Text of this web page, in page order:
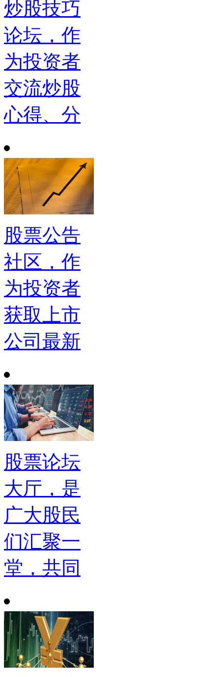
炒股技巧
论坛，作
为投资者
交流炒股
心得、分
股票公告
社区，作
为投资者
获取上市
公司最新
股票论坛
大厅，是
广大股民
们汇聚一
堂，共同